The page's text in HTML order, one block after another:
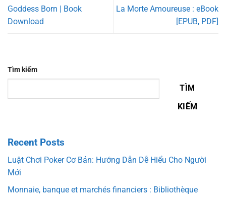
Goddess Born | Book
Download
La Morte Amoureuse : eBook
[EPUB, PDF]
Tìm kiếm
TÌM
KIẾM
Recent Posts
Luật Chơi Poker Cơ Bản: Hướng Dẫn Dễ Hiểu Cho Người
Mới
Monnaie, banque et marchés financiers : Bibliothèque